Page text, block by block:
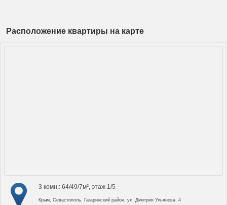
Расположение квартиры на карте
3 комн.: 64/49/7м², этаж 1/5
Крым, Севастополь, Гагаринский район, ул. Дмитрия Ульянова, 4